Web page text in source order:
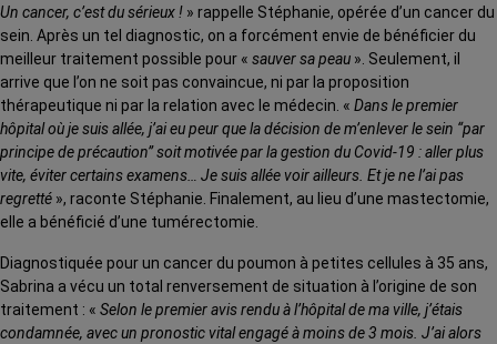
Un cancer, c’est du sérieux ! » rappelle Stéphanie, opérée d’un cancer du
sein. Après un tel diagnostic, on a forcément envie de bénéficier du
meilleur traitement possible pour « sauver sa peau ». Seulement, il
arrive que l’on ne soit pas convaincue, ni par la proposition
thérapeutique ni par la relation avec le médecin. « Dans le premier
hôpital où je suis allée, j’ai eu peur que la décision de m’enlever le sein “par
principe de précaution” soit motivée par la gestion du Covid-19 : aller plus
vite, éviter certains examens… Je suis allée voir ailleurs. Et je ne l’ai pas
regretté », raconte Stéphanie. Finalement, au lieu d’une mastectomie,
elle a bénéficié d’une tumérectomie.
Diagnostiquée pour un cancer du poumon à petites cellules à 35 ans,
Sabrina a vécu un total renversement de situation à l’origine de son
traitement : « Selon le premier avis rendu à l’hôpital de ma ville, j’étais
condamnée, avec un pronostic vital engagé à moins de 3 mois. J’ai alors